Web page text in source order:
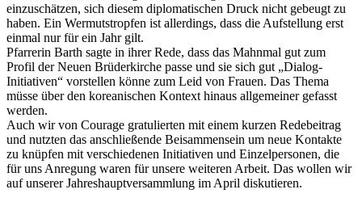
einzuschätzen, sich diesem diplomatischen Druck nicht gebeugt zu
haben. Ein Wermutstropfen ist allerdings, dass die Aufstellung erst
einmal nur für ein Jahr gilt.
Pfarrerin Barth sagte in ihrer Rede, dass das Mahnmal gut zum
Profil der Neuen Brüderkirche passe und sie sich gut „Dialog-
Initiativen“ vorstellen könne zum Leid von Frauen. Das Thema
müsse über den koreanischen Kontext hinaus allgemeiner gefasst
werden.
Auch wir von Courage gratulierten mit einem kurzen Redebeitrag
und nutzten das anschließende Beisammensein um neue Kontakte
zu knüpfen mit verschiedenen Initiativen und Einzelpersonen, die
für uns Anregung waren für unsere weiteren Arbeit. Das wollen wir
auf unserer Jahreshauptversammlung im April diskutieren.